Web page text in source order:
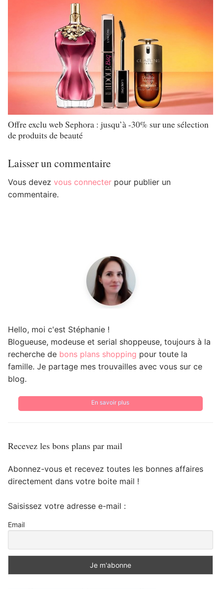
Offre exclu web Sephora : jusqu’à -30% sur une sélection
de produits de beauté
Laisser un commentaire
Vous devez vous connecter pour publier un
commentaire.
Hello, moi c'est Stéphanie !
Blogueuse, modeuse et serial shoppeuse, toujours à la
recherche de bons plans shopping pour toute la
famille. Je partage mes trouvailles avec vous sur ce
blog.
En savoir plus
Recevez les bons plans par mail
Abonnez-vous et recevez toutes les bonnes affaires
directement dans votre boite mail !
Saisissez votre adresse e-mail :
Email